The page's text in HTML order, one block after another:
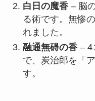
白日の魔香– 脳
る術です。無惨
れました。
融通無碍の香– 4
で、炭治郎を「
す。